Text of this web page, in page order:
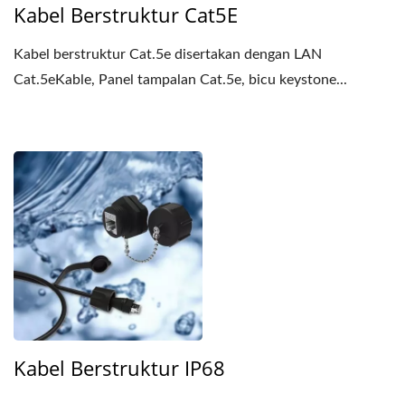
Kabel Berstruktur Cat5E
Kabel berstruktur Cat.5e disertakan dengan LAN
Cat.5eKable, Panel tampalan Cat.5e, bicu keystone...
Kabel Berstruktur IP68